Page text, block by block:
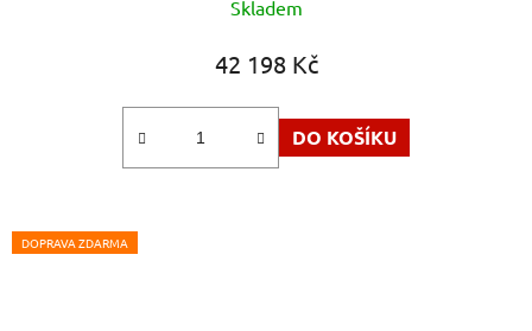
Skladem
42 198 Kč
DO KOŠÍKU
DOPRAVA ZDARMA